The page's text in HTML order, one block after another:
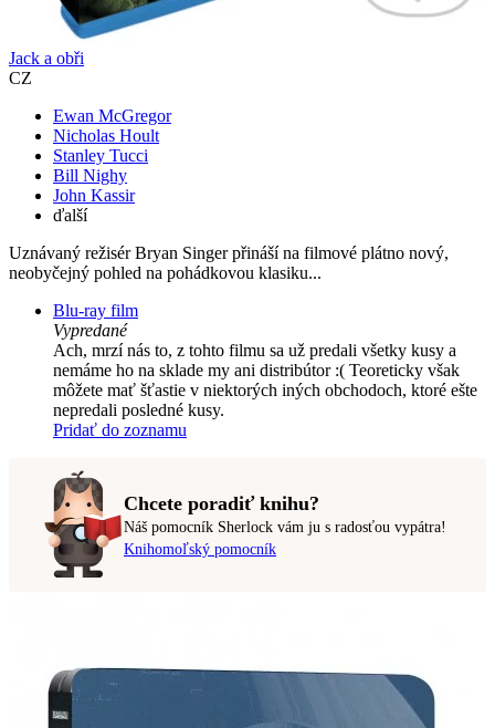
Jack a obři
CZ
Ewan McGregor
Nicholas Hoult
Stanley Tucci
Bill Nighy
John Kassir
ďalší
Uznávaný režisér Bryan Singer přináší na filmové plátno nový,
neobyčejný pohled na pohádkovou klasiku...
Blu-ray film
Vypredané
Ach, mrzí nás to, z tohto filmu sa už predali všetky kusy a
nemáme ho na sklade my ani distribútor :( Teoreticky však
môžete mať šťastie v niektorých iných obchodoch, ktoré ešte
nepredali posledné kusy.
Pridať do zoznamu
Chcete poradiť knihu?
Náš pomocník Sherlock vám ju s radosťou vypátra!
Knihomoľský pomocník